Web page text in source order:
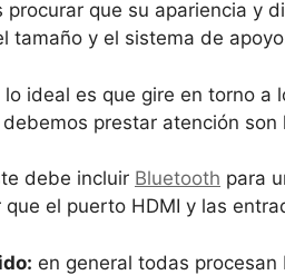
procurar que su apariencia y
tamaño y el sistema de
lo ideal es que gire en torno a
prestar atención
debe incluir Bluetooth para
el puerto HDMI y las
en general todas